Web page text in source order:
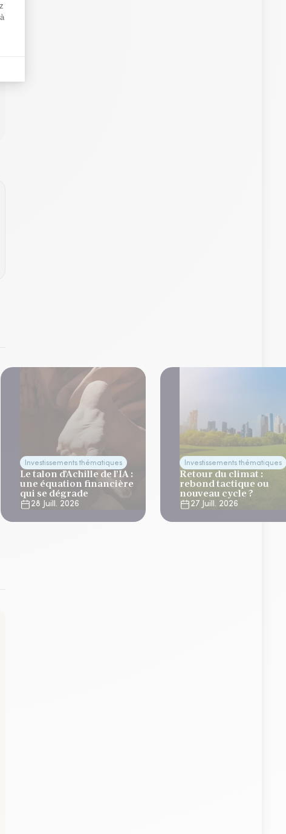
Investissements thématiques
Le talon d’Achille de l’IA :
une équation financière
qui se dégrade
28 Juill. 2026
Investissements thématiques
Retour du climat :
rebond tactique ou
nouveau cycle ?
27 Juill. 2026